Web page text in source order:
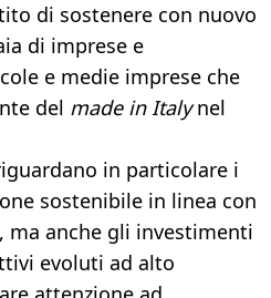
di sostenere con nuovo
di imprese e
e medie imprese che
del made in Italynel
in particolare i
sostenibile in linea con
ma anche gli investimenti
evoluti ad alto